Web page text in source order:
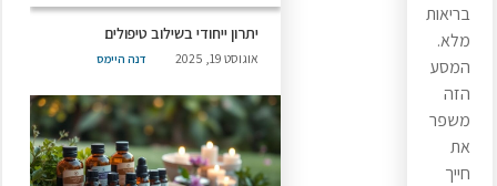
בריאות
מלא.
המסע
הזה
משפר
את
חייך
יתרון ייחודי בשילוב טיפולים
דנה היימס אוגוסט 19, 2025